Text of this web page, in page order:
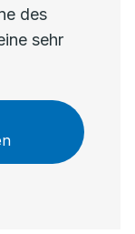
des
sehr